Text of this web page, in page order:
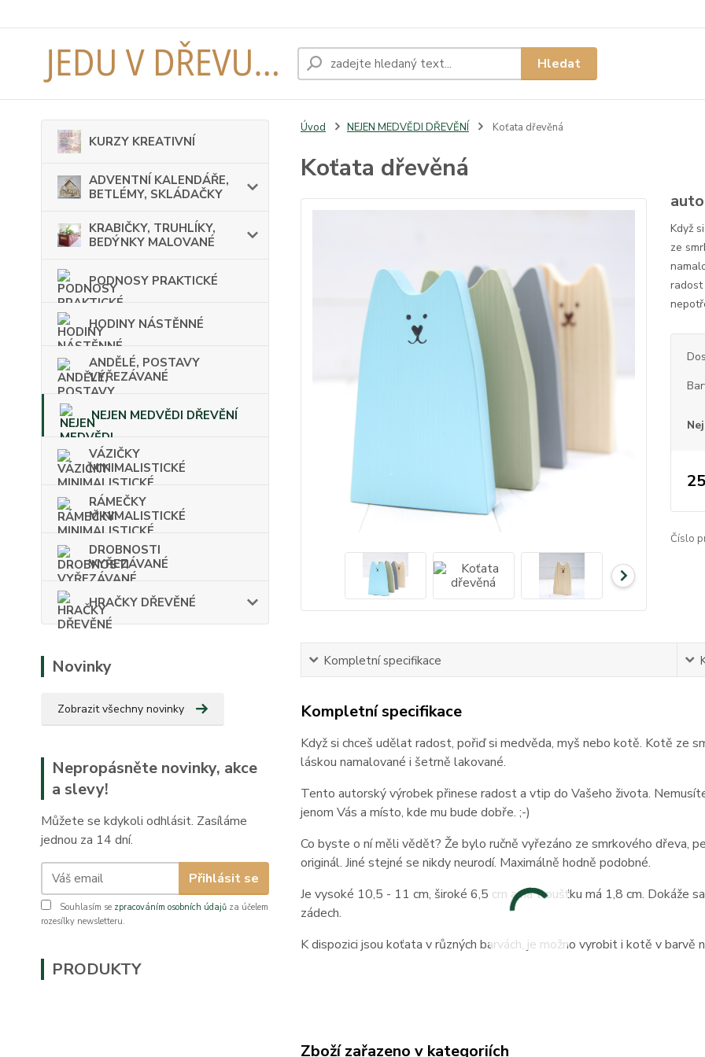
Hledat
KURZY KREATIVNÍ
ADVENTNÍ KALENDÁŘE,
BETLÉMY, SKLÁDAČKY
KRABIČKY, TRUHLÍKY,
BEDÝNKY MALOVANÉ
PODNOSY PRAKTICKÉ
HODINY NÁSTĚNNÉ
ANDĚLÉ, POSTAVY
VYŘEZÁVANÉ
NEJEN MEDVĚDI DŘEVĚNÍ
VÁZIČKY
MINIMALISTICKÉ
RÁMEČKY
MINIMALISTICKÉ
DROBNOSTI
VYŘEZÁVANÉ
HRAČKY DŘEVĚNÉ
Novinky
Zobrazit všechny novinky
Nepropásněte novinky, akce
a slevy!
Můžete se kdykoli odhlásit. Zasíláme
jednou za 14 dní.
Přihlásit se
Souhlasím se zpracováním osobních údajů za účelem
rozesílky newsletteru.
PRODUKTY
Úvod NEJEN MEDVĚDI DŘEVĚNÍ Koťata dřevěná
Koťata dřevěná
Když
ze
radost
Číslo
Kompletní specifikace
Kompletní specifikace
Když si chceš udělat radost, pořiď si medvěda, myš nebo kotě. Kotě ze
láskou namalované i šetrně lakované.
Tento autorský výrobek přinese radost a vtip do Vašeho života.
jenom Vás a místo, kde mu bude dobře. ;-)
Co byste o ní měli vědět? Že bylo ručně vyřezáno ze smrkového dřeva,
originál. Jiné stejné se nikdy neurodí. Maximálně hodně podobné.
Je vysoké 10,5 - 11 cm, široké 6,5 cm a na tloušťku má 1,8 cm. Dokáže
zádech.
K dispozici jsou koťata v různých barvách, je možno vyrobit i kotě v barvě
Zboží zařazeno v kategoriích